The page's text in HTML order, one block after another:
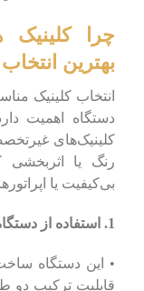
چرا کلینیک
بهترین
انتخاب کلینیک
دستگاه اهمیت
کلینیک‌های
رنگ یا اثربخشی
بی‌کیفیت یا
1. استفاده از دستگاه اصل و پیشرفته Elite+ (الیت پلاس)